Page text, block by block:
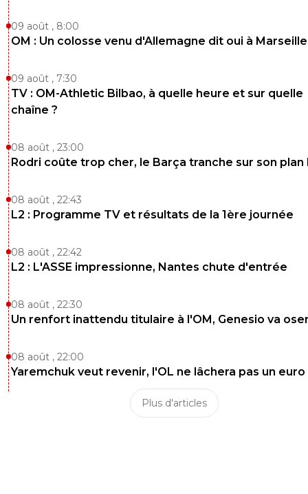
09 août , 8:00
OM : Un colosse venu d'Allemagne dit oui à Marseille
09 août , 7:30
TV : OM-Athletic Bilbao, à quelle heure et sur quelle
chaîne ?
08 août , 23:00
Rodri coûte trop cher, le Barça tranche sur son plan
08 août , 22:43
L2 : Programme TV et résultats de la 1ère journée
08 août , 22:42
L2 : L'ASSE impressionne, Nantes chute d'entrée
08 août , 22:30
Un renfort inattendu titulaire à l'OM, Genesio va
08 août , 22:00
Yaremchuk veut revenir, l'OL ne lâchera pas un euro
Plus d'articles